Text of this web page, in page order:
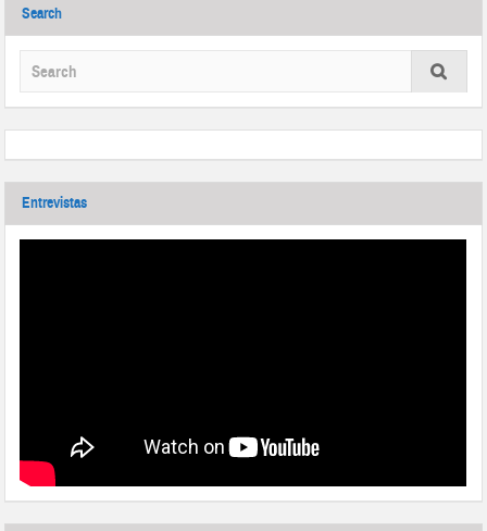
Search
Entrevistas